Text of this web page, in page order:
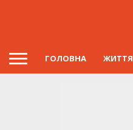
ГОЛОВНА ЖИТТЯ